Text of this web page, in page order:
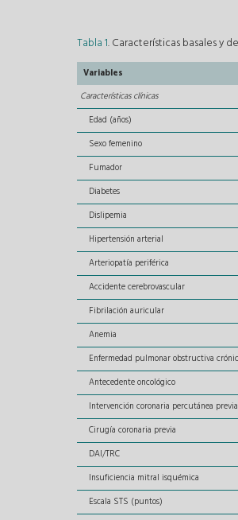
Tabla 1. Características basales y
Variables
Características clínicas
Edad (años)
Sexo femenino
Fumador
Diabetes
Dislipemia
Hipertensión arterial
Arteriopatía periférica
Accidente cerebrovascular
Fibrilación auricular
Anemia
Enfermedad pulmonar obstructiva
Antecedente oncológico
Intervención coronaria percutánea previa
Cirugía coronaria previa
DAI/TRC
Insuficiencia mitral isquémica
Escala STS (puntos)